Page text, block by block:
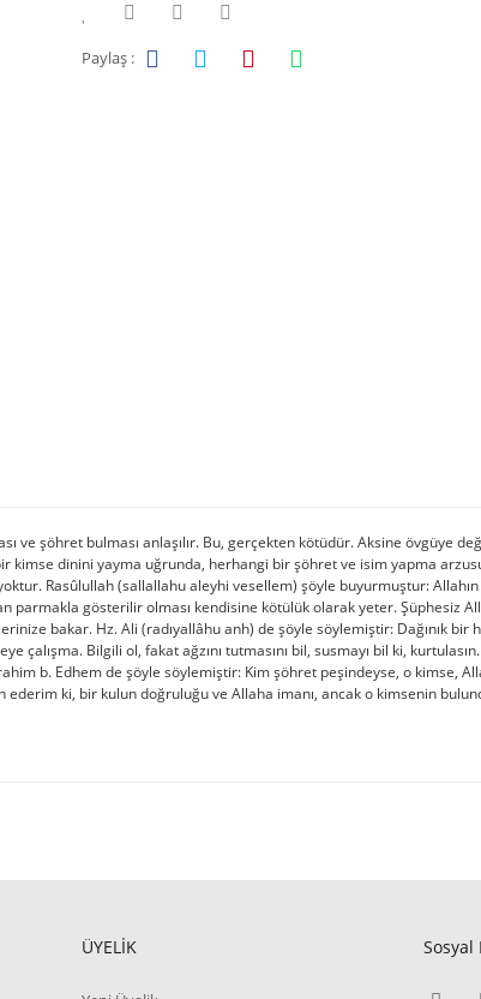
Paylaş :
ve şöhret bulması anlaşılır. Bu, gerçekten kötüdür. Aksine övgüye
kimse dinini yayma uğrunda, herhangi bir şöhret ve isim yapma
Rasûlullah (sallallahu aleyhi vesellem) şöyle buyurmuştur: Allahın
parmakla gösterilir olması kendisine kötülük olarak yeter. Şüphesiz
bakar. Hz. Ali (radıyallâhu anh) de şöyle söylemiştir: Dağınık
çalışma. Bilgili ol, fakat ağzını tutmasını bil, susmayı bil ki,
b. Edhem de şöyle söylemiştir: Kim şöhret peşindeyse, o kimse,
ki, bir kulun doğruluğu ve Allaha imanı, ancak o kimsenin
ÜYELİK Sosyal